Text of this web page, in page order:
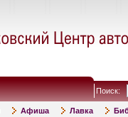
Поиск:
Афиша Лавка